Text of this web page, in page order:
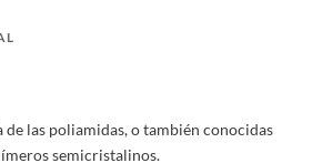
de las poliamidas, o también conocidas
semicristalinos.